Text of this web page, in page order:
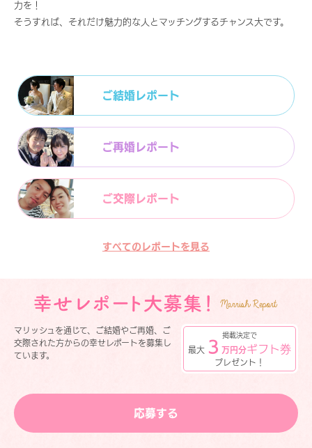
力を！
そうすれば、それだけ魅力的な人とマッチングするチャンス大です。
ご結婚レポート
ご再婚レポート
ご交際レポート
すべてのレポートを見る
マリッシュを通じて、ご結婚やご再婚、ご
交際された方からの幸せレポートを募集し
ています。
掲載決定で
最大 ３ 万円分ギフト券
プレゼント！
応募する